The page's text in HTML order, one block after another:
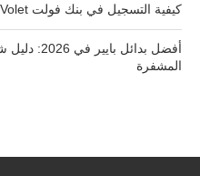
كيفية التسجيل في بنك فولت Volet وتوثيقه وطلب البطاقة 2026
أفضل بدائل
المشفرة